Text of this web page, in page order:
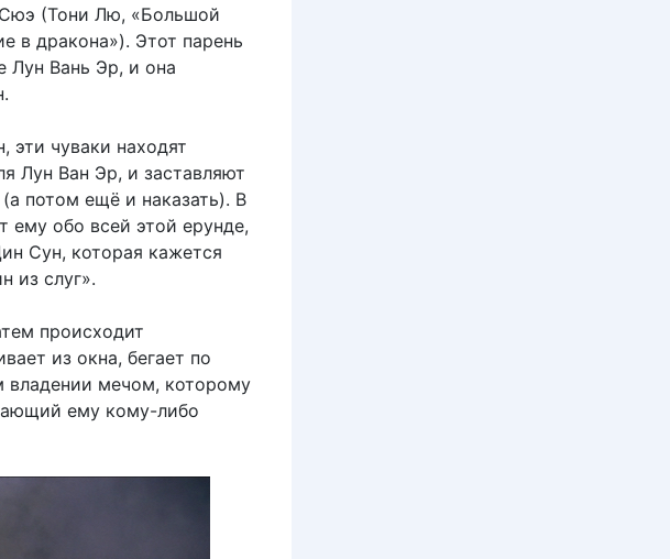
(Тони Лю, «Большой
в дракона»). Этот парень
Лун Вань Эр, и она
эти чуваки находят
Лун Ван Эр, и заставляют
потом ещё и наказать). В
ему обо всей этой ерунде,
Сун, которая кажется
из слуг».
происходит
из окна, бегает по
владении мечом, которому
ему кому-либо